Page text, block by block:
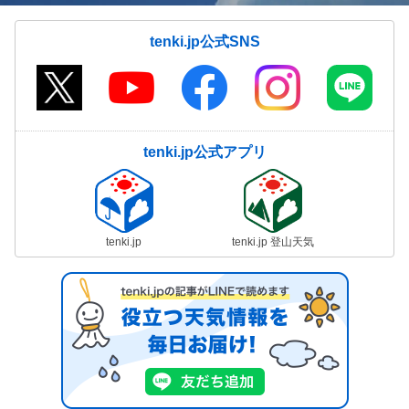
tenki.jp公式SNS
tenki.jp公式アプリ
tenki.jp tenki.jp 登山天気